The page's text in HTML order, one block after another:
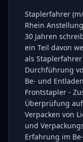
Staplerfahrer
Rhein
30 Jahren
ein Teil davon
als
Durchführung
Be- und
Frontstapler -
Überprüfung
Verpacken von
und
Erfahrung im